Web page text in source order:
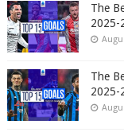
The
2025-
The
2025-